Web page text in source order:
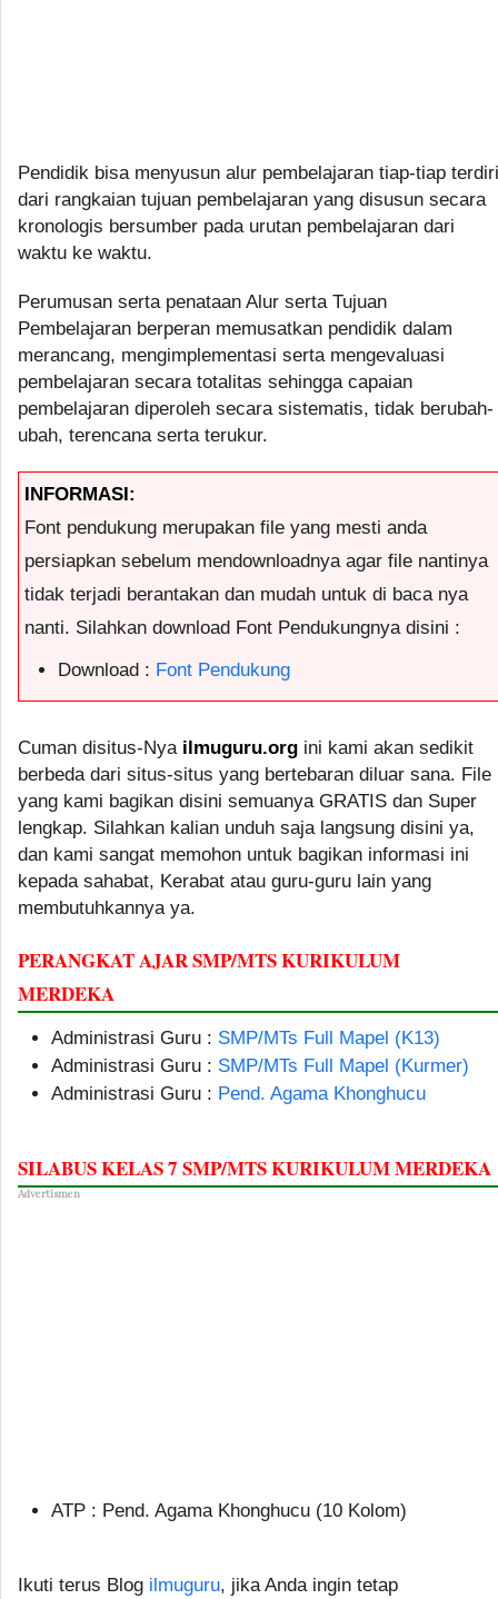
Pendidik bisa menyusun alur pembelajaran tiap-tiap terdiri
dari rangkaian tujuan pembelajaran yang disusun secara
kronologis bersumber pada urutan pembelajaran dari
waktu ke waktu.
Perumusan serta penataan Alur serta Tujuan
Pembelajaran berperan memusatkan pendidik dalam
merancang, mengimplementasi serta mengevaluasi
pembelajaran secara totalitas sehingga capaian
pembelajaran diperoleh secara sistematis, tidak berubah-
ubah, terencana serta terukur.
INFORMASI:
Font pendukung merupakan file yang mesti anda
persiapkan sebelum mendownloadnya agar file nantinya
tidak terjadi berantakan dan mudah untuk di baca nya
nanti. Silahkan download Font Pendukungnya disini :
Download : Font Pendukung
Cuman disitus-Nya ilmuguru.org ini kami akan sedikit
berbeda dari situs-situs yang bertebaran diluar sana. File
yang kami bagikan disini semuanya GRATIS dan Super
lengkap. Silahkan kalian unduh saja langsung disini ya,
dan kami sangat memohon untuk bagikan informasi ini
kepada sahabat, Kerabat atau guru-guru lain yang
membutuhkannya ya.
PERANGKAT AJAR SMP/MTS KURIKULUM
MERDEKA
Administrasi Guru : SMP/MTs Full Mapel (K13)
Administrasi Guru : SMP/MTs Full Mapel (Kurmer)
Administrasi Guru : Pend. Agama Khonghucu
SILABUS KELAS 7 SMP/MTS KURIKULUM MERDEKA
Advertismen
ATP : Pend. Agama Khonghucu (10 Kolom)
Ikuti terus Blog ilmuguru, jika Anda ingin tetap